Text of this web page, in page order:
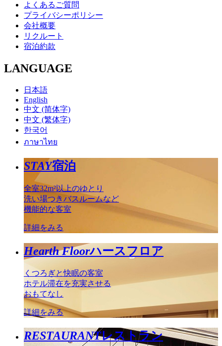
よくあるご質問
プライバシーポリシー
会社概要
リクルート
宿泊約款
LANGUAGE
日本語
English
中文 (简体字)
中文 (繁体字)
한국어
ภาษาไทย
STAY宿泊
全室32m²以上のゆとり
洗い場つきバスルームなど
機能的な客室
詳細をみる
Hearth Floorハースフロア
くつろぎと快眠の客室
ホテル滞在を充実させる
おもてなし
詳細をみる
RESTAURANTレストラン